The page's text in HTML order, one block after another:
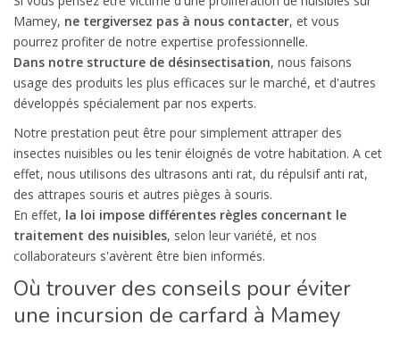
Mamey, ne tergiversez pas à nous contacter, et vous
pourrez profiter de notre expertise professionnelle.
Dans notre structure de désinsectisation, nous faisons
usage des produits les plus efficaces sur le marché, et d'autres
développés spécialement par nos experts.
Notre prestation peut être pour simplement attraper des
insectes nuisibles ou les tenir éloignés de votre habitation. A cet
effet, nous utilisons des ultrasons anti rat, du répulsif anti rat,
des attrapes souris et autres pièges à souris.
En effet, la loi impose différentes règles concernant le
traitement des nuisibles, selon leur variété, et nos
collaborateurs s'avèrent être bien informés.
Où trouver des conseils pour éviter
une incursion de carfard à Mamey